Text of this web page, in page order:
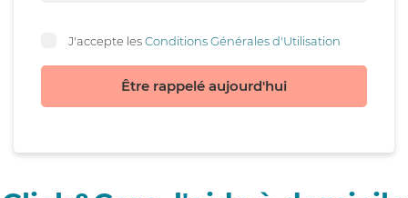
J'accepte lesConditions Générales d'Utilisation
Être rappelé aujourd'hui